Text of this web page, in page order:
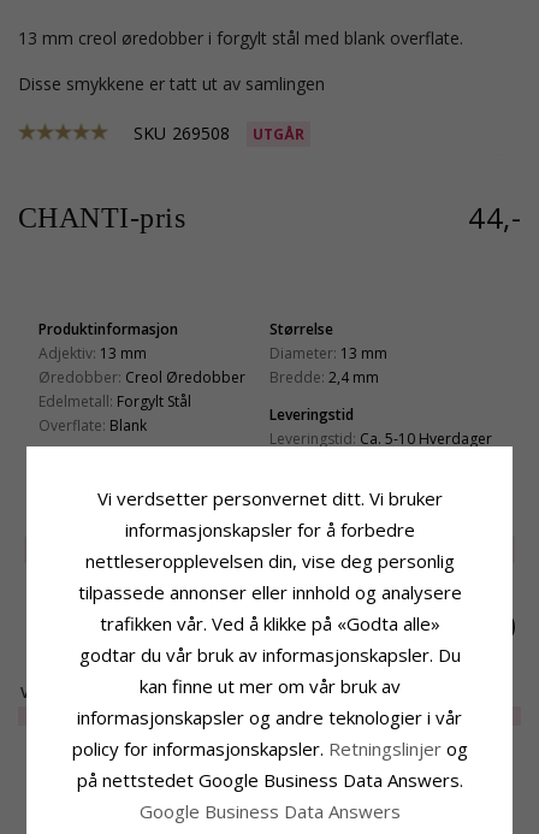
13 mm creol øredobber i forgylt stål med blank overflate.
Disse smykkene er tatt ut av samlingen
SKU 269508 UTGÅR
CHANTI-pris 44,-
Produktinformasjon
Adjektiv: 13 mm
Øredobber: Creol Øredobber
Edelmetall: Forgylt Stål
Overflate: Blank
Størrelse
Diameter: 13 mm
Bredde: 2,4 mm
Leveringstid
Leveringstid: Ca. 5-10 Hverdager
BESLEKTEDE PRODUKTER
Vanntette perle creol
i forgylt stål -
OCEANA
EXTRA298,-
Vanntette perle creol
i forgylt stål -
OCEANA
EXTRA 245,-
Vanntette creol i
forgylt stål - OCEANA
EXTRA289,-
MEST POPULÆRE PRODUKTER I
KATEGORIEN
Vi verdsetter personvernet ditt. Vi bruker
informasjonskapsler for å forbedre
nettleseropplevelsen din, vise deg personlig
tilpassede annonser eller innhold og analysere
trafikken vår. Ved å klikke på «Godta alle»
godtar du vår bruk av informasjonskapsler. Du
kan finne ut mer om vår bruk av
informasjonskapsler og andre teknologier i vår
policy for informasjonskapsler. Retningslinjer og
på nettstedet Google Business Data Answers.
Google Business Data Answers